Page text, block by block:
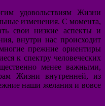
удовольствиям Жизни
изменения. С момента,
свои низкие аспекты и
внутри нас происходит
прежние ориентиры
к спектру человеческих
менее важными,
Жизни внутренней, из
наши желания и вовсе